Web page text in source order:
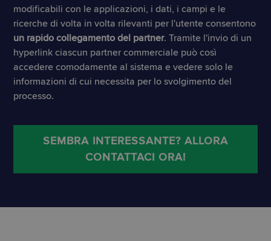
modificabili con le applicazioni, i dati, i campi e le
ricerche di volta in volta rilevanti per l'utente consentono
un rapido collegamento del partner. Tramite l'invio di un
hyperlink ciascun partner commerciale può così
accedere comodamente al sistema e vedere solo le
informazioni di cui necessita per lo svolgimento del
processo.
SEMBRA INTERESSANTE? ALLORA
CONTATTACI ORA!